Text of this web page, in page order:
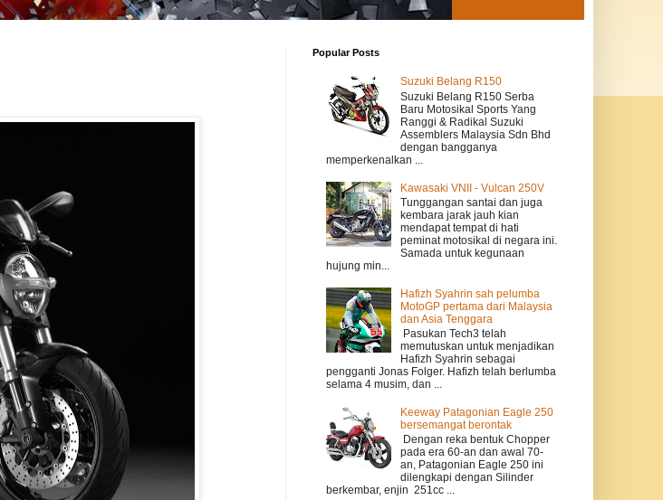
Popular Posts
Suzuki Belang R150
Suzuki Belang R150 Serba
Baru Motosikal Sports Yang
Ranggi & Radikal Suzuki
Assemblers Malaysia Sdn Bhd
dengan bangganya
memperkenalkan ...
Kawasaki VNII - Vulcan 250V
Tunggangan santai dan juga
kembara jarak jauh kian
mendapat tempat di hati
peminat motosikal di negara ini.
Samada untuk kegunaan
hujung min...
Hafizh Syahrin sah pelumba
MotoGP pertama dari Malaysia
dan Asia Tenggara
Pasukan Tech3 telah
memutuskan untuk menjadikan
Hafizh Syahrin sebagai
pengganti Jonas Folger. Hafizh telah berlumba
selama 4 musim, dan ...
Keeway Patagonian Eagle 250
bersemangat berontak
Dengan reka bentuk Chopper
pada era 60-an dan awal 70-
an, Patagonian Eagle 250 ini
dilengkapi dengan Silinder
berkembar, enjin 251cc ...